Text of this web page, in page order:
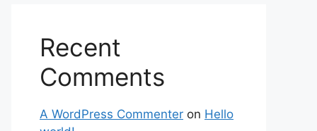
Recent
Comments
A WordPress Commenter on Hello